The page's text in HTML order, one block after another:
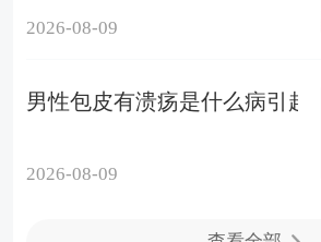
2026-08-09
男性包皮有溃疡是什么病引起的
2026-08-09